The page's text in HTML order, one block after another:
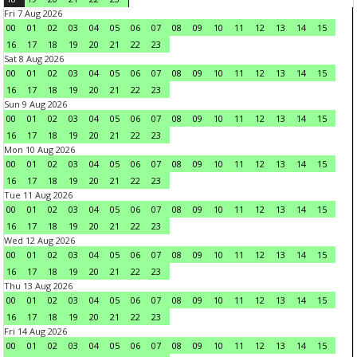
Fri 7 Aug 2026
00
01 02 03 04 05 06 07 08 09 10 11 12 13 14
15
16
17 18 19 20 21 22
23
Sat 8 Aug 2026
00
01 02 03 04 05 06 07 08 09 10 11 12 13 14
15
16
17 18 19 20 21 22
23
Sun 9 Aug 2026
00
01 02 03 04 05 06 07 08 09 10 11 12 13 14
15
16
17 18 19 20 21 22
23
Mon 10 Aug 2026
00
01 02 03 04 05 06 07 08 09 10 11 12 13 14
15
16
17 18 19 20 21 22
23
Tue 11 Aug 2026
00
01 02 03 04 05 06 07 08 09 10 11 12 13 14
15
16
17 18 19 20 21 22
23
Wed 12 Aug 2026
00
01 02 03 04 05 06 07 08 09 10 11 12 13 14
15
16
17 18 19 20 21 22
23
Thu 13 Aug 2026
00
01 02 03 04 05 06 07 08 09 10 11 12 13 14
15
16
17 18 19 20 21 22
23
Fri 14 Aug 2026
00
01 02 03 04 05 06 07 08 09 10 11 12 13 14
15